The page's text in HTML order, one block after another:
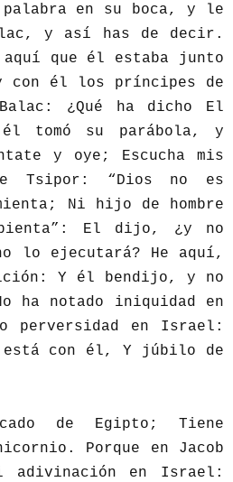
palabra en su boca, y le
y así has de decir.
que él estaba junto
con él los príncipes de
¿Qué ha dicho El
él tomó su parábola, y
y oye; Escucha mis
Tsipor: “Dios no es
Ni hijo de hombre
El dijo, ¿y no
lo ejecutará? He aquí,
Y él bendijo, y no
ha notado iniquidad en
perversidad en Israel:
está con él, Y júbilo de
de Egipto; Tiene
Porque en Jacob
adivinación en Israel: